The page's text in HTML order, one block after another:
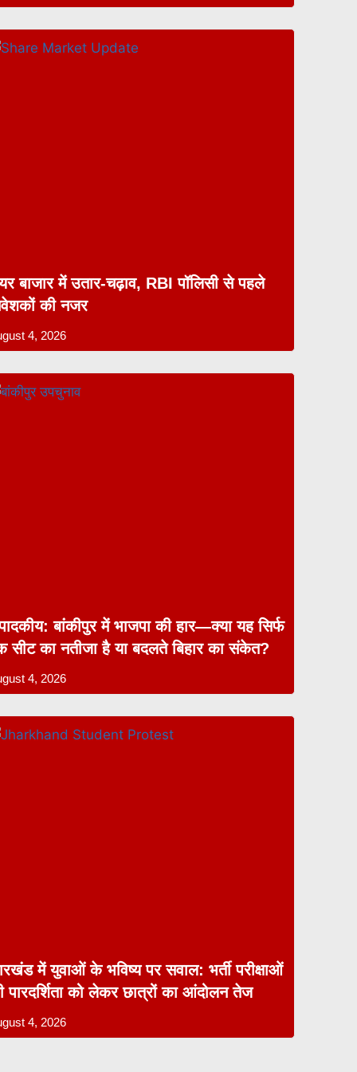
बाजार में उतार-चढ़ाव, RBI पॉलिसी से पहले
की नजर
4, 2026
बांकीपुर में भाजपा की हार—क्या यह सिर्फ
सीट का नतीजा है या बदलते बिहार का संकेत?
4, 2026
में युवाओं के भविष्य पर सवाल: भर्ती परीक्षाओं
पारदर्शिता को लेकर छात्रों का आंदोलन तेज
4, 2026